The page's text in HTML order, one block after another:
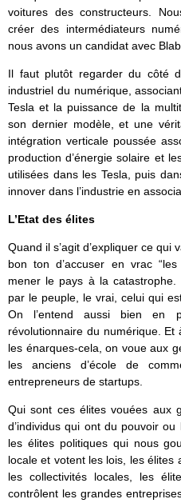
voitures des constructeurs.
créer des intermédiateurs
nous avons un candidat avec
Il faut plutôt regarder du côté
industriel du numérique,
Tesla et la puissance de la
son dernier modèle, et une
intégration verticale poussée
production d’énergie solaire et
utilisées dans les Tesla, puis
innover dans l’industrie en
L’Etat des élites
Quand il s’agit d’expliquer ce
bon ton d’accuser en vrac
mener le pays à la
par le peuple, le vrai, celui qui
On l’entend aussi bien en
révolutionnaire du numérique.
les énarques-cela, on voue aux
les anciens d’école de
entrepreneurs de startups.
Qui sont ces élites vouées aux
d’individus qui ont du pouvoir
les élites politiques qui nous
locale et votent les lois, les élites
les collectivités locales, les
contrôlent les grandes